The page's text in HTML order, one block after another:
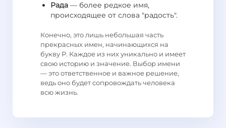
Рада — более редкое имя,
происходящее от слова "радость".
Конечно, это лишь небольшая часть
прекрасных имен, начинающихся на
букву Р. Каждое из них уникально и имеет
свою историю и значение. Выбор имени
— это ответственное и важное решение,
ведь оно будет сопровождать человека
всю жизнь.